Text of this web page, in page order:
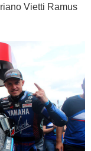
Vietti Ramus